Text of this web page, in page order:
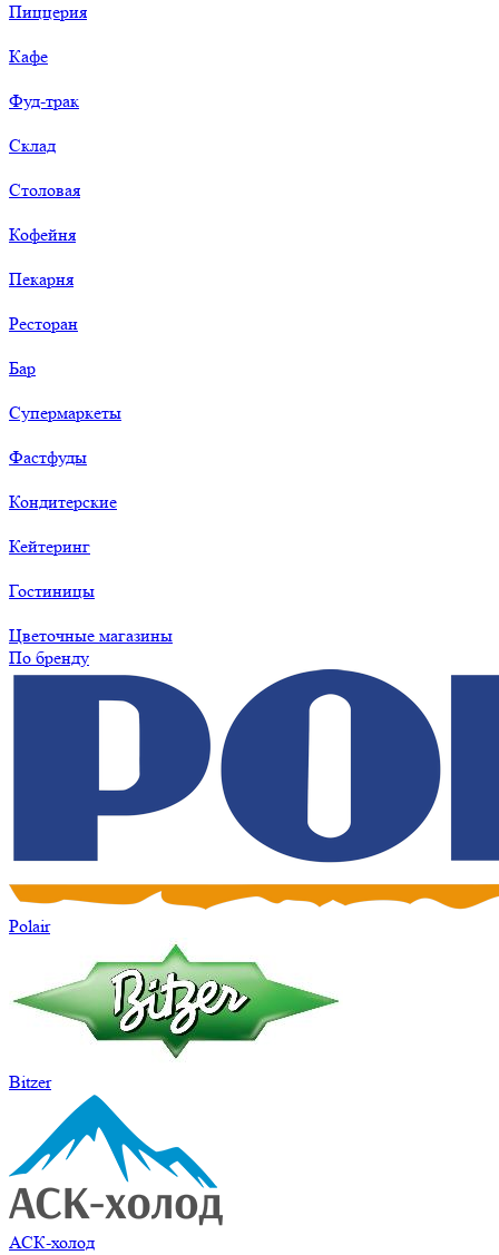
Пиццерия
Кафе
Фуд-трак
Склад
Столовая
Кофейня
Пекарня
Ресторан
Бар
Супермаркеты
Фастфуды
Кондитерские
Кейтеринг
Гостиницы
Цветочные магазины
По бренду
Polair
Bitzer
АСК-холод